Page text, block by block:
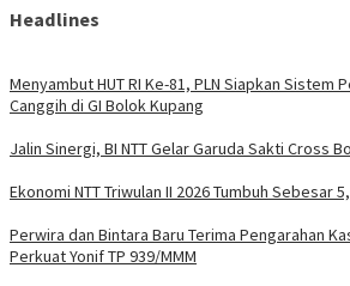
Headlines
Menyambut HUT RI Ke-81, PLN Siapkan Sistem
Canggih di GI Bolok Kupang
Jalin Sinergi, BI NTT Gelar Garuda Sakti Cross
Ekonomi NTT Triwulan II 2026 Tumbuh Sebesar
Perwira dan Bintara Baru Terima Pengarahan
Perkuat Yonif TP 939/MMM